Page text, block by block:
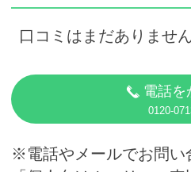
口コミはまだありません
電話を
0120-
※電話やメールでお問い